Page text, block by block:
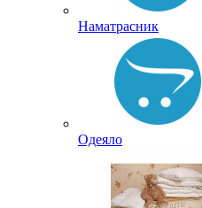
Наматрасник
Одеяло